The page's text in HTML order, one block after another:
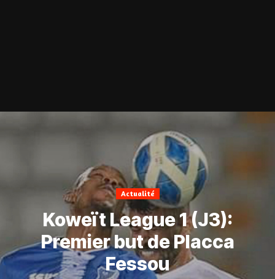
Actualité
Koweït League 1 (J3):
Premier but de Placca
Fessou